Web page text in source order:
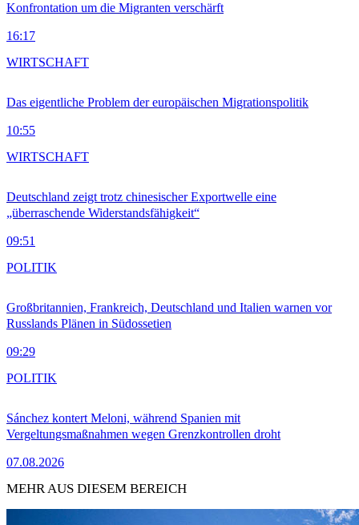
Konfrontation um die Migranten verschärft
16:17
Das eigentliche Problem der europäischen Migrationspolitik
10:55
WIRTSCHAFT
Deutschland zeigt trotz chinesischer Exportwelle eine
„überraschende Widerstandsfähigkeit“
09:51
WIRTSCHAFT
Großbritannien, Frankreich, Deutschland und Italien warnen vor
Russlands Plänen in Südossetien
09:29
POLITIK
Sánchez kontert Meloni, während Spanien mit
Vergeltungsmaßnahmen wegen Grenzkontrollen droht
07.08.2026
POLITIK
MEHR AUS DIESEM BEREICH